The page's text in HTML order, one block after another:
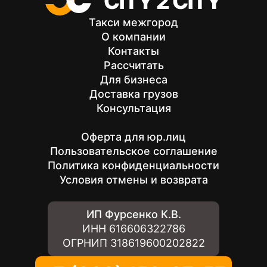
Такси межгород
О компании
Контакты
Рассчитать
Для бизнеса
Доставка грузов
Консультация
Оферта для юр.лиц
Пользовательское соглашение
Политика конфиденциальности
Условия отмены и возврата
ИП Фурсенко К.В.
ИНН 616606322786
ОГРНИП 318619600202822